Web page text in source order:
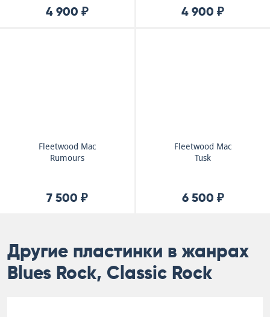
4 900 ₽ 4 900 ₽
Fleetwood Mac
Rumours
7 500 ₽
Fleetwood Mac
Tusk
6 500 ₽
Другие пластинки в жанрах
Blues Rock, Classic Rock